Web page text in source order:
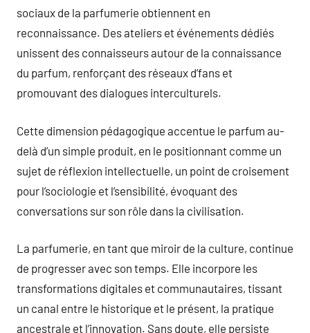
sociaux de la parfumerie obtiennent en
reconnaissance. Des ateliers et événements dédiés
unissent des connaisseurs autour de la connaissance
du parfum, renforçant des réseaux d’fans et
promouvant des dialogues interculturels.
Cette dimension pédagogique accentue le parfum au-
delà d’un simple produit, en le positionnant comme un
sujet de réflexion intellectuelle, un point de croisement
pour l’sociologie et l’sensibilité, évoquant des
conversations sur son rôle dans la civilisation.
La parfumerie, en tant que miroir de la culture, continue
de progresser avec son temps. Elle incorpore les
transformations digitales et communautaires, tissant
un canal entre le historique et le présent, la pratique
ancestrale et l’innovation. Sans doute, elle persiste